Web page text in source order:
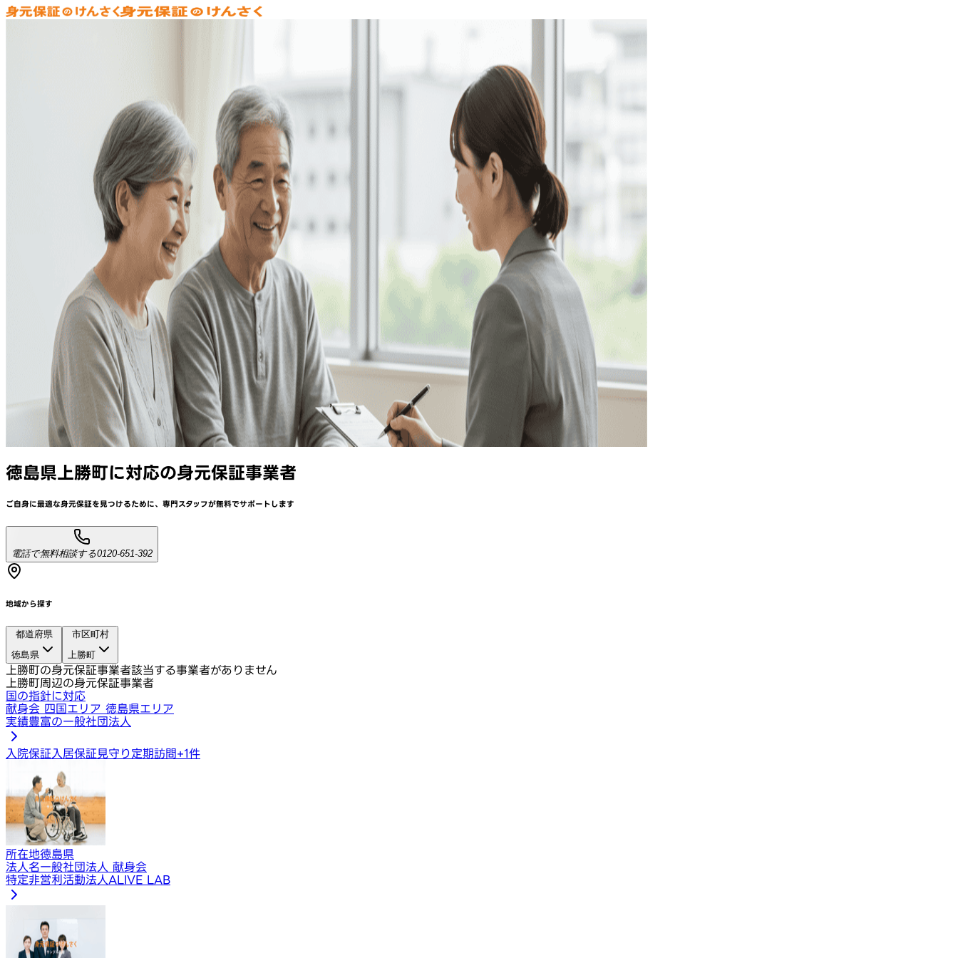
徳島県上勝町に対応の身元保証事業者
ご自身に最適な身元保証を見つけるために、 専門スタッフが無料でサポートします
電話で無料相談する0120-651-392
地域から探す
都道府県
徳島県
市区町村
上勝町
上勝町の身元保証事業者該当する事業者がありません
上勝町周辺の身元保証事業者
国の指針に対応
献身会 四国エリア 徳島県エリア
実績豊富の一般社団法人
入院保証 入居保証見守り定期訪問+1件
所在地徳島県
法人名一般社団法人 献身会
特定非営利活動法人ALIVE LAB